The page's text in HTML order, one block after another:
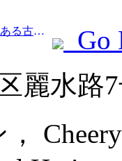
Prev:浙江省湖州市の太湖沿いにある古い村落では、10億元近くの投資をかけて改修と改良が始まった。
Go
麗水路